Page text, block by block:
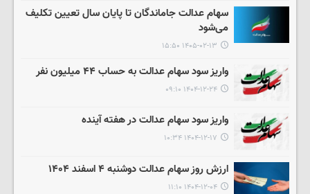
سهام عدالت جاماندگان تا پایان سال تعیین تکلیف
می‌شود
۱۴۰۵-۰۲-۱۳ ۱۵:۵۰
واریز سود سهام عدالت به حساب ۴۴ میلیون نفر
۱۴۰۴-۱۲-۲۴ ۰۹:۱۰
واریز سود سهام عدالت در هفته آینده
۱۴۰۴-۱۲-۱۷ ۱۰:۳۴
ارزش روز سهام عدالت دوشنبه ۴ اسفند ۱۴۰۴
۱۴۰۴-۱۲-۰۴ ۱۱:۱۰